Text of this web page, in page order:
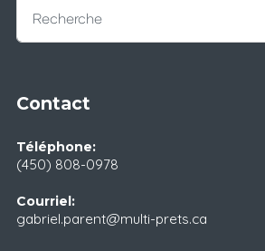
Contact
Téléphone:
(450) 808-0978
Courriel:
gabriel.parent@multi-prets.ca